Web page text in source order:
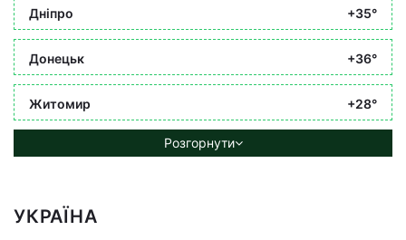
Дніпро +35°
Донецьк +36°
Житомир +28°
Розгорнути
УКРАЇНА